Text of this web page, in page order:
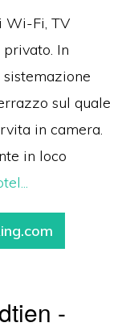
Wi-Fi, TV
In
sul quale
in camera.
in loco
-